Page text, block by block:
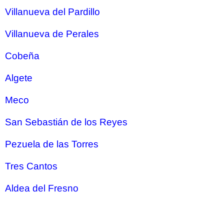
Villanueva del Pardillo
Villanueva de Perales
Cobeña
Algete
Meco
San Sebastián de los Reyes
Pezuela de las Torres
Tres Cantos
Aldea del Fresno